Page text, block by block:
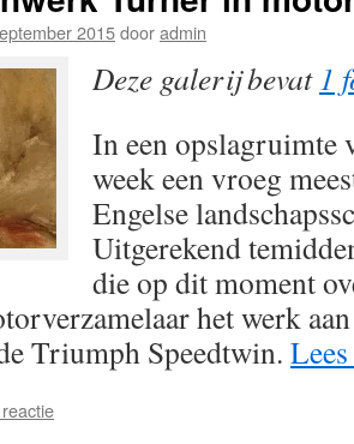
2015dooradmin
Deze galerij bevat1
In een opslagruimte
week een vroeg
Engelse
Uitgerekend
die op dit moment
het werk
Triumph Speedtwin.